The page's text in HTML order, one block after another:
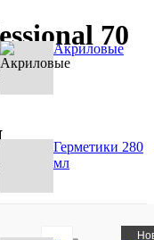
Акриловые
Герметики 280
мл
70